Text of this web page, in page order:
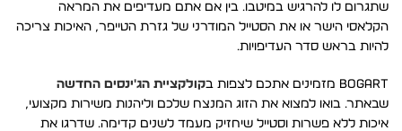
שתגרום לו להרגיש במיטבו. בין אם אתם מעדיפים את המראה
הקלאסי הישר או את הסטייל המודרני של גזרת הטייפר, האיכות צריכה
להיות בראש סדר העדיפויות.
BOGART מזמינים אתכם לצפות ב
קולקציית הג'ינסים החדשה
שבאתר. בואו למצוא את הזוג המנצח שלכם וליהנות משירות מקצועי,
איכות ללא פשרות וסטייל שיחזיק מעמד לשנים קדימה. שדרגו את